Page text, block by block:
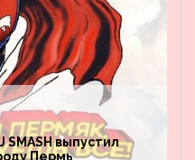
SMASH выпустил
Пермь